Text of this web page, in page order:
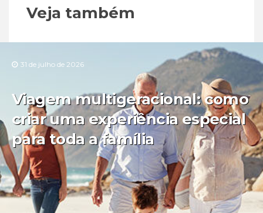
Veja também
31 de julho de 2026
Viagem multigeracional: como
criar uma experiência especial
para toda a família